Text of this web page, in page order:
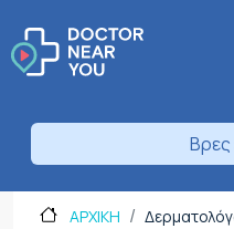
Βρες
ΑΡΧΙΚΗ